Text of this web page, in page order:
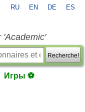
RU EN DE ES
'Academic'
Recherche!
Игры ⚽